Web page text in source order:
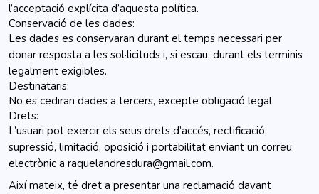
l’acceptació explícita d’aquesta política.
Conservació de les dades:
Les dades es conservaran durant el temps necessari per
donar resposta a les sol·licituds i, si escau, durant els terminis
legalment exigibles.
Destinataris:
No es cediran dades a tercers, excepte obligació legal.
Drets:
L’usuari pot exercir els seus drets d’accés, rectificació,
supressió, limitació, oposició i portabilitat enviant un correu
electrònic a raquelandresdura@gmail.com.
Així mateix, té dret a presentar una reclamació davant